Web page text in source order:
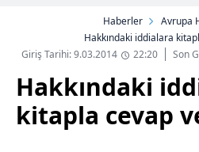
Haberler
Avrupa
Hakkındaki iddialara
Giriş Tarihi: 9.03.2014
22:20 Son
Hakkındaki
kitapla cevap